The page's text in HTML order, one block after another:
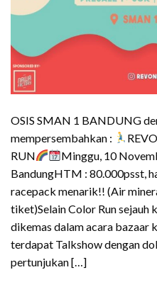
OSIS SMAN 1 BANDUNG
mempersembahkan :
RUN
Minggu, 10
BandungHTM : 80.000psst,
racepack menarik!! (Air
tiket)Selain Color Run sejauh
dikemas dalam acara bazaar
terdapat Talkshow dengan
pertunjukan […]